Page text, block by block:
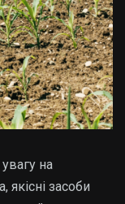
на
якісні засоби